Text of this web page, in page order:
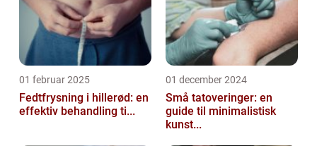
01 februar 2025
Fedtfrysning i hillerød: en
effektiv behandling ti...
01 december 2024
Små tatoveringer: en
guide til minimalistisk
kunst...